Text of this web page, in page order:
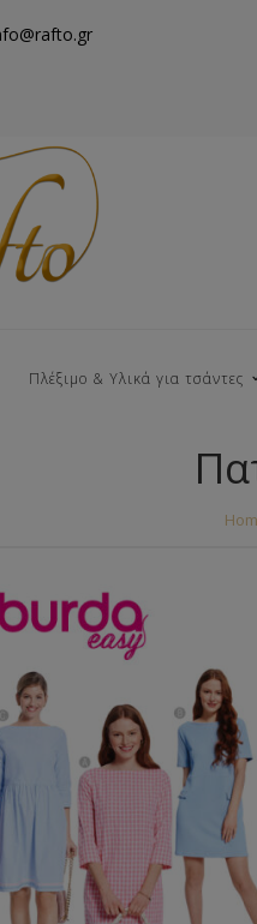
Πλέξιμο & Υλικά για τσάντες
Νήματα για Τσάντες
Ιμάντες
Πλέγματα